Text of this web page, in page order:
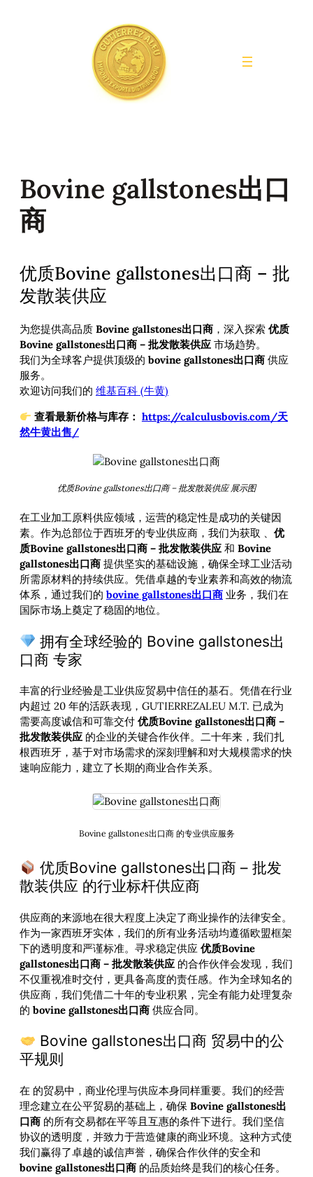
Bovine gallstones出口
商
优质Bovine gallstones出口商 – 批
发散装供应
为您提供高品质 Bovine gallstones出口商 ，深入探索 优质
Bovine gallstones出口商 – 批发散装供应 市场趋势。
我们为全球客户提供顶级的 bovine gallstones出口商 供应
服务。
欢迎访问我们的 维基百科 (牛黄)
查看最新价格与库存： https://calculusbovis.com/天
然牛黄出售/
优质Bovine gallstones出口商 – 批发散装供应 展示图
在工业加工原料供应领域，运营的稳定性是成功的关键因
素。作为总部位于西班牙的专业供应商，我们为获取 、 优
质Bovine gallstones出口商 – 批发散装供应 和 Bovine
gallstones出口商 提供坚实的基础设施，确保全球工业活动
所需原材料的持续供应。凭借卓越的专业素养和高效的物流
体系，通过我们的 bovine gallstones出口商 业务，我们在
国际市场上奠定了稳固的地位。
拥有全球经验的 Bovine gallstones出
口商 专家
丰富的行业经验是工业供应贸易中信任的基石。凭借在行业
内超过 20 年的活跃表现，GUTIERREZALEU M.T. 已成为
需要高度诚信和可靠交付 优质Bovine gallstones出口商 –
批发散装供应 的企业的关键合作伙伴。二十年来，我们扎
根西班牙，基于对市场需求的深刻理解和对大规模需求的快
速响应能力，建立了长期的商业合作关系。
Bovine gallstones出口商 的专业供应服务
优质Bovine gallstones出口商 – 批发
散装供应 的行业标杆供应商
供应商的来源地在很大程度上决定了商业操作的法律安全。
作为一家西班牙实体，我们的所有业务活动均遵循欧盟框架
下的透明度和严谨标准。寻求稳定供应 优质Bovine
gallstones出口商 – 批发散装供应 的合作伙伴会发现，我们
不仅重视准时交付，更具备高度的责任感。作为全球知名的
供应商，我们凭借二十年的专业积累，完全有能力处理复杂
的 bovine gallstones出口商 供应合同。
Bovine gallstones出口商 贸易中的公
平规则
在 的贸易中，商业伦理与供应本身同样重要。我们的经营
理念建立在公平贸易的基础上，确保 Bovine gallstones出
口商 的所有交易都在平等且互惠的条件下进行。我们坚信
协议的透明度，并致力于营造健康的商业环境。这种方式使
我们赢得了卓越的诚信声誉，确保合作伙伴的安全和
bovine gallstones出口商 的品质始终是我们的核心任务。